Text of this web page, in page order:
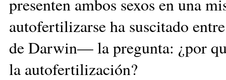
autofertilizarse ha suscitado
de Darwin— la pregunta: ¿por
la autofertilización?